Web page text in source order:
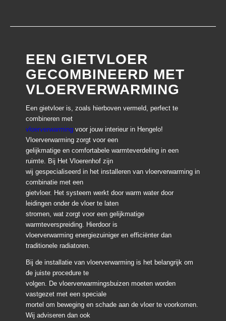
EEN GIETVLOER
GECOMBINEERD MET
VLOERVERWARMING
Een gietvloer is, zoals hierboven vermeld, perfect te
combineren met
vloerverwarmingvoor jouw interieur in Hengelo!
Vloerverwarming zorgt voor een
gelijkmatige en comfortabele warmteverdeling in een
ruimte. Bij Het Vloerenhof zijn
wij gespecialiseerd in het installeren van vloerverwarming in
combinatie met een
gietvloer. Het systeem werkt door warm water door
leidingen onder de vloer te laten
stromen, wat zorgt voor een gelijkmatige
warmteverspreiding. Hierdoor is
vloerverwarming energiezuiniger en efficiënter dan
traditionele radiatoren.
Bij de installatie van vloerverwarming is het belangrijk om
de juiste procedure te
volgen. De vloerverwarmingsbuizen moeten worden
vastgezet met een speciale
mortel om beweging en schade aan de vloer te voorkomen.
Wij adviseren dan ook